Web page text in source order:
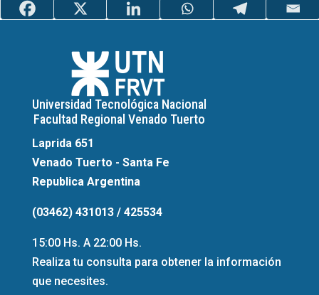
Universidad Tecnológica Nacional
Facultad Regional Venado Tuerto
Laprida 651
Venado Tuerto - Santa Fe
Republica Argentina
(03462) 431013 / 425534
15:00 Hs. A 22:00 Hs.
Realiza tu consulta para obtener la información
que necesites.